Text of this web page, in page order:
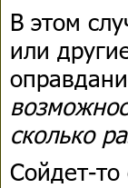
В этом
или
сколько
Сойдет-то